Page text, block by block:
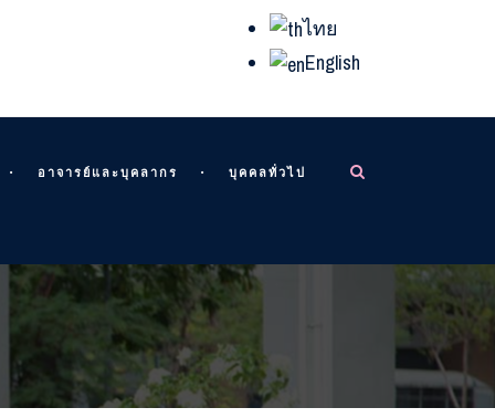
ไทย
English
อาจารย์และบุคลากร บุคคลทั่วไป